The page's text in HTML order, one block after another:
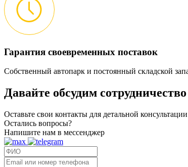
Гарантия своевременных поставок
Собственный автопарк и постоянный складской
Давайте обсудим сотрудничество
Оставьте свои контакты для детальной
Остались вопросы?
Напишите нам в мессенджер